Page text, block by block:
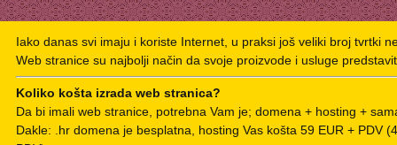
Iako danas svi imaju i koriste Internet, u praksi još veliki broj tvrtki
Web stranice su najbolji način da svoje proizvode i usluge
Koliko košta izrada web stranica?
Da bi imali web stranice, potrebna Vam je; domena + hosting +
Dakle: .hr domena je besplatna, hosting Vas košta 59 EUR + PDV